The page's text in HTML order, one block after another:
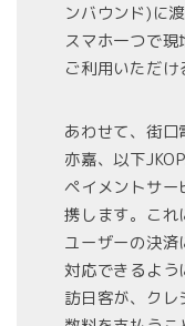
ンバウンド)に
スマホ一つで
ご利用いただけ
あわせて、街口
亦嘉、以下
ペイメントサー
携します。これ
ユーザーの決
対応できるよう
訪日客が、ク